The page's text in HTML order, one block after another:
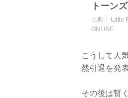
トーン
出典：
Little
ONLINE
こうして人
然引退を発
その後は暫